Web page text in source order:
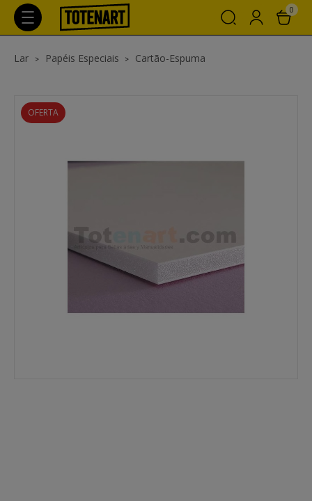
0
Lar Papéis Especiais Cartão-Espuma
OFERTA